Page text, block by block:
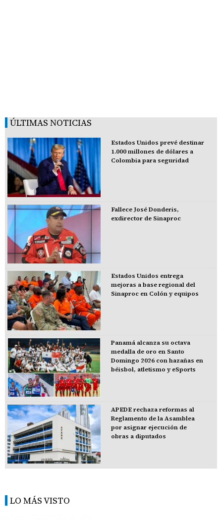
ÚLTIMAS NOTICIAS
Estados Unidos prevé destinar
1.000 millones de dólares a
Colombia para seguridad
Fallece José Donderis,
exdirector de Sinaproc
Estados Unidos entrega
mejoras a base regional del
Sinaproc en Colón y equipos
Panamá alcanza su octava
medalla de oro en Santo
Domingo 2026 con hazañas en
béisbol, atletismo y eSports
APEDE rechaza reformas al
Reglamento de la Asamblea
por asignar ejecución de
obras a diputados
LO MÁS VISTO